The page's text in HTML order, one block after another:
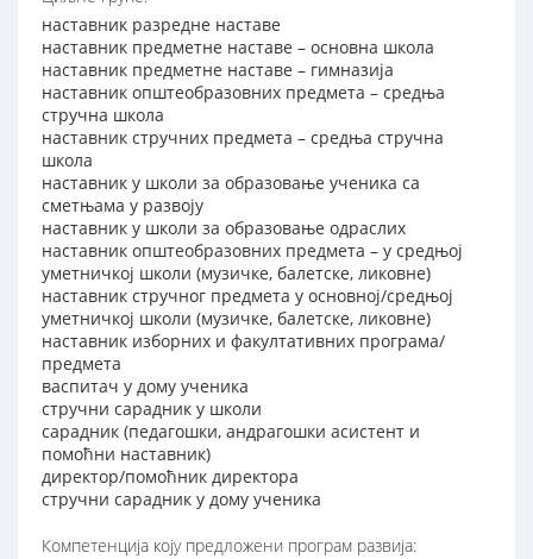
наставник разредне наставе
наставник предметне наставе – основна школа
наставник предметне наставе – гимназија
наставник општеобразовних предмета – средња
стручна школа
наставник стручних предмета – средња стручна
школа
наставник у школи за образовање ученика са
сметњама у развоју
наставник у школи за образовање одраслих
наставник општеобразовних предмета – у средњој
уметничкој школи (музичке, балетске, ликовне)
наставник стручног предмета у основној/средњој
уметничкој школи (музичке, балетске, ликовне)
наставник изборних и факултативних програма/
предмета
васпитач у дому ученика
стручни сарадник у школи
сарадник (педагошки, андрагошки асистент и
помоћни наставник)
директор/помоћник директора
стручни сарадник у дому ученика
Компетенција коју предложени програм развија: